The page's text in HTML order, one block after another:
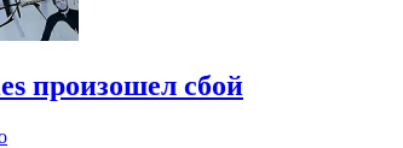
произошел сбой